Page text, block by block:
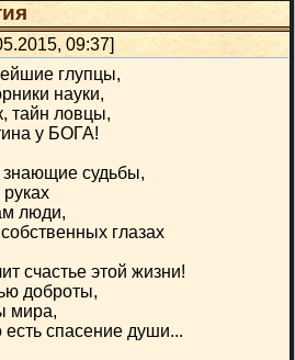
09:37]
глупцы,
науки,
тайн ловцы,
у БОГА!
знающие судьбы,
люди,
глазах
счастье этой жизни!
доброты,
мира,
есть спасение души...